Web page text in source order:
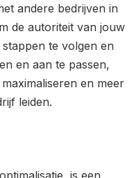
andere bedrijven in
de autoriteit van jouw
te volgen en
en aan te passen,
en meer
leiden.
is een